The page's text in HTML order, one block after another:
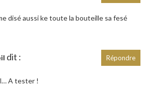
disé aussi ke toute la bouteille sa fesé
dit :
A tester !
Répondre